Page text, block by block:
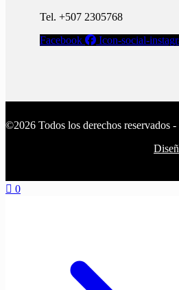
Tel. +507 2305768
Facebook
Icon-social-
©2026 Todos los derechos reservados -
0